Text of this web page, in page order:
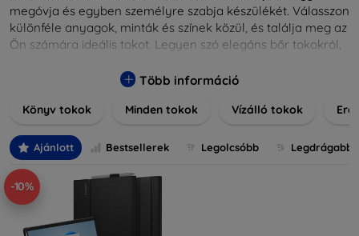
megóvja és egyben személyre szabja készülékét. Válasszon
különféle anyagok, minták és színek közül, és találja meg az
Ön számára ideális tokot. Legyen szó elegáns bőr tokokról,
nálunk mindenki megtalálja a stílusához leginkább illő
különlegesebbé eszközeit a tökéletes tokkal!
Több információ
Könyv tokok Minden tokok Vízálló tokok
Ajánlott Bestsellerek Legolcsóbb Legdrágabb
-10%